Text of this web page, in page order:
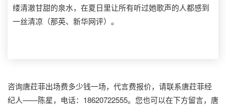
缕清澈甘甜的泉水，在夏日里让所有听过她歌声的人都感到
一丝清凉（那英、新华网评）。
咨询唐荭菲出场费多少钱一场，代言费报价，请联系唐荭菲经
纪人——陈星，电话：18620722555。您也可以在下方留言，唐